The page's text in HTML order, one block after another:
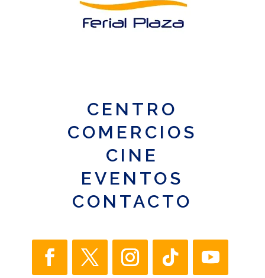
CENTRO
COMERCIOS
CINE
EVENTOS
CONTACTO